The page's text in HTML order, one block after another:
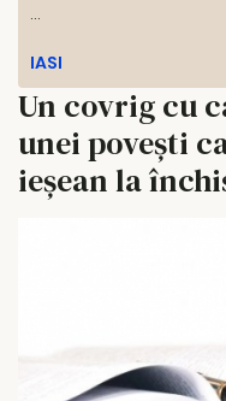
...
IASI
Un covrig cu
unei povești
ieșean la